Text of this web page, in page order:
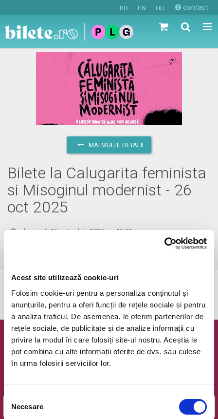
Acest site utilizează cookie-uri
Folosim cookie-uri pentru a personaliza conținutul și
anunțurile, pentru a oferi funcții de rețele sociale și pentru
a analiza traficul. De asemenea, le oferim partenerilor de
rețele sociale, de publicitate și de analize informații cu
privire la modul în care folosiți site-ul nostru. Aceștia le
pot combina cu alte informații oferite de dvs. sau culese
în urma folosirii serviciilor lor.
Selecția
consimțământului
Necesare
RO EN HU contact
MAI MULTE DETALII
Bilete la Calugarita feminista
si Misoginul modernist - 26
oct 2025
duminică, 26 octombrie 2025 ora 18:00
Bucuresti, Teatrul Amzei (Strada Biserica Amzei 21-23)
Newsletter @ Bilete.ro
Oferte exclusive si o editie saptamanala cu cele mai noi